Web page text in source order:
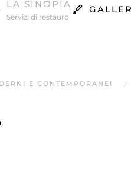
LA SINOPIA
Servizi di restauro
E CONTEMPORANEI